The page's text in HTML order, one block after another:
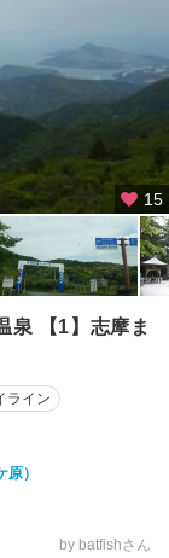
15
泉 【1】志摩ま
ライン
）
by batfishさん